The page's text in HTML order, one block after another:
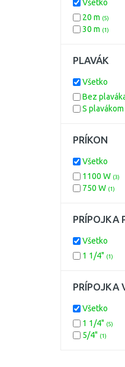
Všetko
20 m (5)
30 m (1)
PLAVÁK
Všetko
Bez
S plavákom
PRÍKON
Všetko
1100 W (3)
750 W (1)
PRÍPOJKA
Všetko
1 1/4" (1)
PRÍPOJKA
Všetko
1 1/4" (5)
5/4" (1)